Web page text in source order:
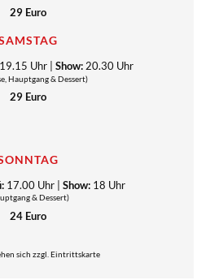
29 Euro
Uhr | Show:20.30 Uhr
Hauptgang & Dessert)
29 Euro
17.00 Uhr | Show: 18 Uhr
& Dessert)
24 Euro
sich zzgl. Eintrittskarte